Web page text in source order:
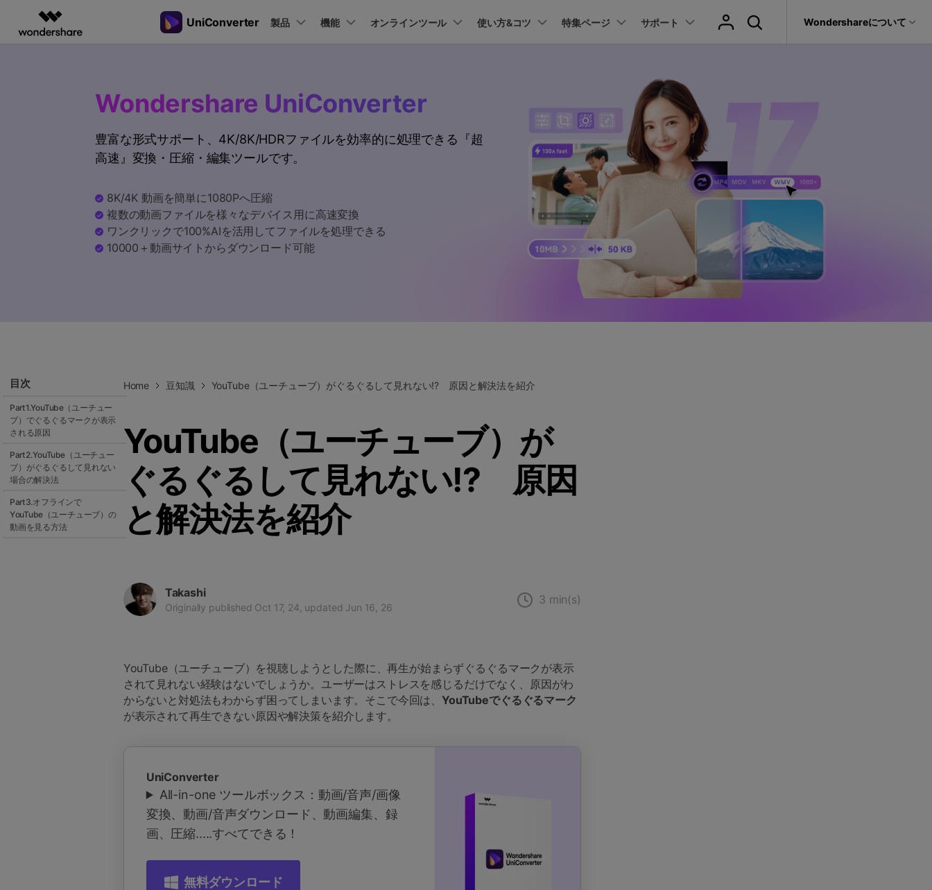
製品
EdrawMax
EdrawMind
マインドマップソフト
PDFelement
PDFelement Cloud
データ復元・バックアップ
Recoverit
データ復元ソフト
Repairit
動画・写真・ファイル修復ソフト
Dr.Fone
スマートフォン管理ソフト
MobileTrans
スマホ間のデータ転送ソフト
FamiSafe
子供の安全を守るアプリ
法人・教育・パートナー
学生・教員向け
代理店募集
PDFelement EdrawMind
EdrawMax
Filmora
UniConverter
データ復元・転送
Dr.Fone
Recoverit
企業情報
お問い合わせ
プラン＆価格 サポート Wondershareについて
UniConverter 製品
UniConverter Windows版
UniConverter Mac版
機能
音声ファイルや動画ファイルを正
様々なデバイス用に高速変換
Hot
AI動画補正 > AI 画像補正 >
テキスト読み上げ > シーン検出 >
透かし編集 >
>
ボイスチェンジャー
音声/動画
動画・音声変換 >
動画・音声圧縮 >
動画・音声編集 > 音声をテキストに >
その他の機能 > 録画・録音 >
DVD・CD作成 >
オンラインツール
オンライン動画変換ツール
動画・音声・画像の無料変換
Hot
使い方&コツ
操作ガイド
Macユーザー向け
動画関連のコツ
動画・音楽変換
動画ダウンロード
動画圧縮
もっと見る >>
特集ページ
多機能ビデオ処理ソフト
教育現場で活用
YouTube関連
活用シーン
サポート
バージョン履歴
Wondershare UniConverter
豊富な形式サポート、4K/8K/HDRファイルを効率的に処理できる『超
高速』変換・圧縮・編集ツールです。
8K/4K 動画を簡単に1080Pへ圧縮
複数の動画ファイルを様々なデバイス用に高速変換
ワンクリックで100%AIを活用してファイルを処理できる
10000＋動画サイトからダウンロード可能
Home 豆知識 YouTube（ユーチューブ）がぐるぐるして見れない!? 原因と解決法を紹介
YouTube（ユーチューブ）が
ぐるぐるして見れない!? 原因
と解決法を紹介
Takashi
Originally published Oct 17, 24, updated Jun 16, 26
3 min(s)
YouTube（ユーチューブ）を視聴しようとした際に、再生が始まらずぐるぐるマークが表示
されて見れない経験はないでしょうか。ユーザーはストレスを感じるだけでなく、原因がわ
からないと対処法もわからず困ってしまいます。そこで今回は、YouTubeでぐるぐるマーク
が表示されて再生できない原因や解決策を紹介します。
UniConverter
All-in-one ツールボックス：動画/音声/画像
変換、動画/音声ダウンロード、動画編集、録
画、圧縮.....すべてできる！
無料ダウンロード
目次
Part1.YouTube（ユーチュー
ブ）でぐるぐるマークが表示
される原因
Part2.YouTube（ユーチュー
ブ）がぐるぐるして見れない
場合の解決法
Part3.オフラインで
YouTube（ユーチューブ）の
動画を見る方法